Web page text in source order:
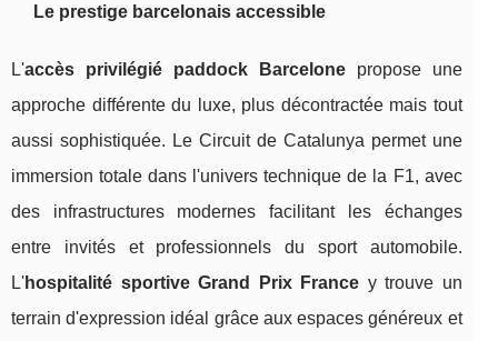
Le prestige barcelonais accessible
L'accès privilégié paddock Barcelonepropose une
approche différente du luxe, plus décontractée mais tout
aussi sophistiquée. Le Circuit de Catalunya permet une
immersion totale dans l'univers technique de la F1, avec
des infrastructures modernes facilitant les échanges
entre invités et professionnels du sport automobile.
L'hospitalité sportive Grand Prix France y trouve un
terrain d'expression idéal grâce aux espaces généreux et